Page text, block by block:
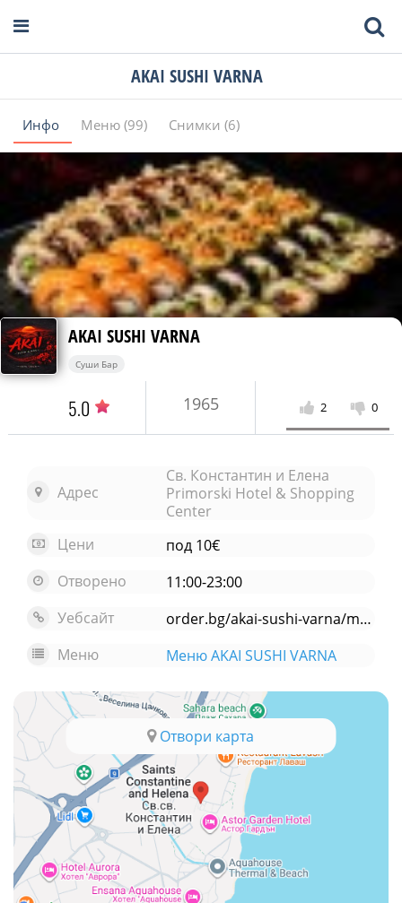
AKAI SUSHI VARNA
Инфо Меню (99) Снимки (6)
AKAI SUSHI VARNA
Суши Бар
5.0 1965 2 0
Адрес
Св. Константин и Елена
Primorski Hotel & Shopping
Center
Цени
под 10€
Отворено
11:00-23:00
Уебсайт
order.bg/akai-sushi-varna/menu
Меню
Меню AKAI SUSHI VARNA
Отвори карта